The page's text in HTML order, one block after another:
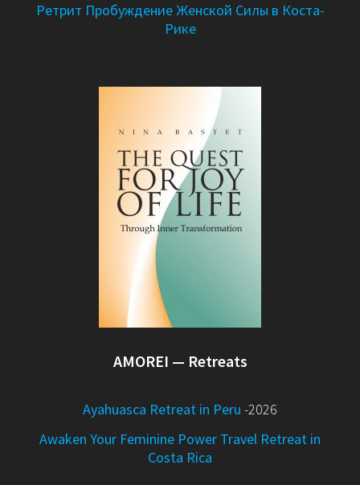
Ретрит Пробуждение Женской Силы в Коста-
Рике
AMOREI — Retreats
Ayahuasca Retreat in Peru -2026
Awaken Your Feminine Power Travel Retreat in
Costa Rica